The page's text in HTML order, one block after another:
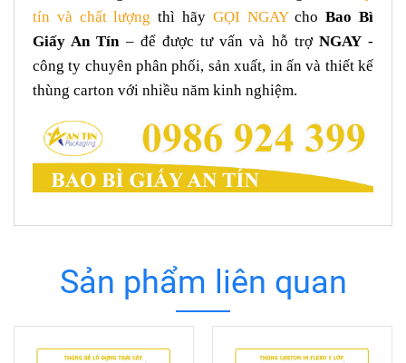
tín và chất lượng thì hãy GỌI NGAYchoBao Bì
Giấy An Tín – để được tư vấn và hỗ trợ NGAY-
công ty chuyên phân phối, sản xuất, in ấn và thiết kế
thùng carton với nhiều năm kinh nghiệm.
Sản phẩm liên quan